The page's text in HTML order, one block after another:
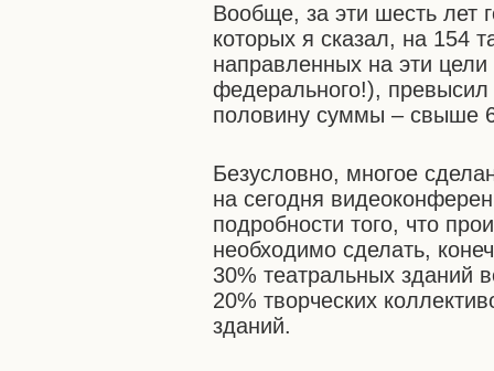
Вообще, за эти шесть лет
которых я сказал, на 154
направленных на эти
федерального!),
половину суммы – свыше
Безусловно, многое
на сегодня
подробности того, что
необходимо сделать,
30% театральных зданий
20% творческих
зданий.